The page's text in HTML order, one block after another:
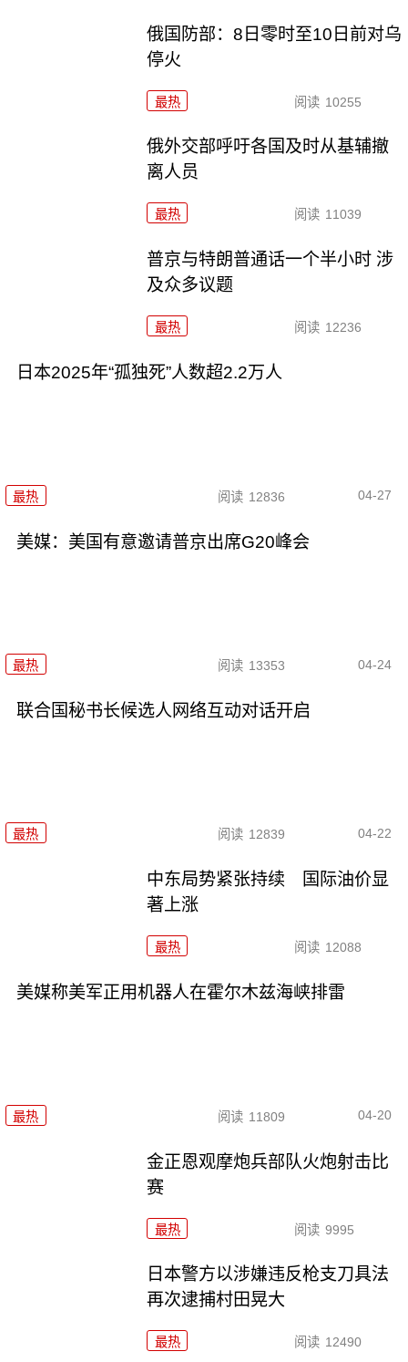
俄国防部：8日零时至10日前对乌
停火
最热 阅读 10255
俄外交部呼吁各国及时从基辅撤
离人员
最热 阅读 11039
普京与特朗普通话一个半小时 涉
及众多议题
最热 阅读 12236
日本2025年“孤独死”人数超2.2万人
最热 阅读 12836 04-27
美媒：美国有意邀请普京出席G20峰会
最热 阅读 13353 04-24
联合国秘书长候选人网络互动对话开启
最热 阅读 12839 04-22
中东局势紧张持续 国际油价显
著上涨
最热 阅读 12088
美媒称美军正用机器人在霍尔木兹海峡排雷
最热 阅读 11809 04-20
金正恩观摩炮兵部队火炮射击比
赛
最热 阅读 9995
日本警方以涉嫌违反枪支刀具法
再次逮捕村田晃大
最热 阅读 12490